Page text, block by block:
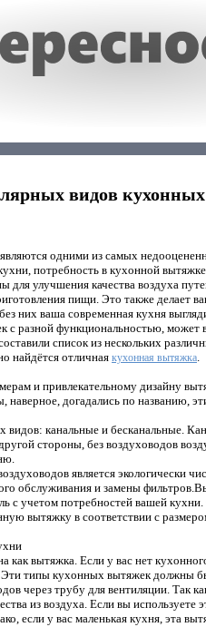
видов
одними из самых
потребность в кухонной
для улучшения качества воздуха
пищи. Это также делает
них ваша современная кухня
с разной функциональностью,
список из нескольких
найдётся отличная кухонная вытяжка.
и привлекательному дизайну
догадались по названию,
канальные и бесканальные.
стороны, без воздуховодов
является экологически
обслуживания и замены
учетом потребностей вашей кухни.
вытяжку в соответствии с
как вытяжка. Если у вас нет
типы кухонных вытяжек должны
через трубу для вентиляции. Так
из воздуха. Если вы
если у вас маленькая кухня, эта